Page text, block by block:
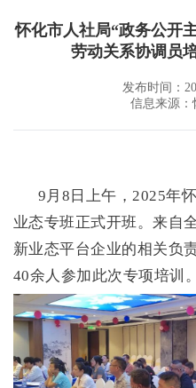
怀化市人社局“政务公开
劳动关系协调员
发布时间：
信息来源：
9月8日上午，2025年
业态专班正式开班。来自
新业态平台企业的相关负
40余人参加此次专项培训。